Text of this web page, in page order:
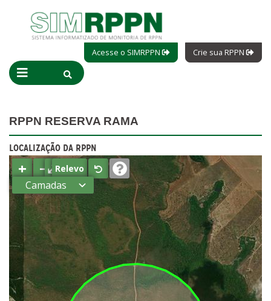
Acesse o SIMRPPN Crie sua RPPN
RPPN RESERVA RAMA
LOCALIZAÇÃO DA RPPN
+ −⤢Relevo
Camadas
Estados
Municípios
Terras
indígenas
(FUNAI)
UC Federal